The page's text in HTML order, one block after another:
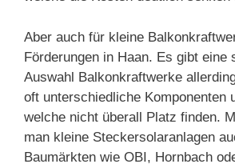
Aber auch für kleine
Förderungen in Haan. Es gibt eine
Auswahl Balkonkraftwerke
oft unterschiedliche Komponenten
welche nicht überall Platz finden.
man kleine Steckersolaranlagen
Baumärkten wie OBI, Hornbach